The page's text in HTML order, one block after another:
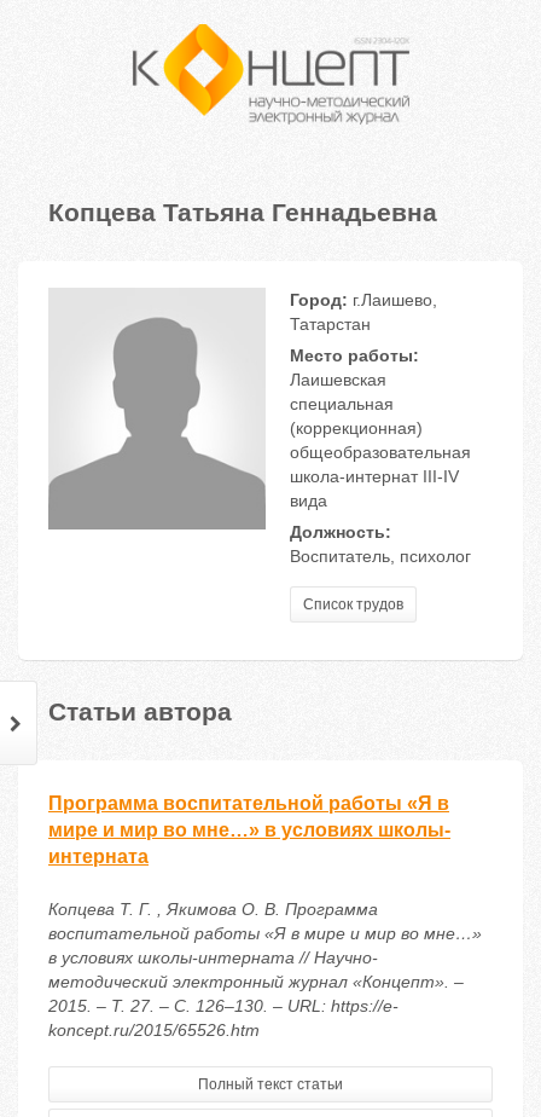
Копцева Татьяна Геннадьевна
Город: г.Лаишево,
Татарстан
Место работы:
Лаишевская
специальная
(коррекционная)
общеобразовательная
школа-интернат III-IV
вида
Должность:
Воспитатель, психолог
Список трудов
Статьи автора
Программа воспитательной работы «Я в
мире и мир во мне…» в условиях школы-
интерната
Копцева Т. Г. , Якимова О. В. Программа
воспитательной работы «Я в мире и мир во мне…»
в условиях школы-интерната // Научно-
методический электронный журнал «Концепт». –
2015. – Т. 27. – С. 126–130. – URL: https://e-
koncept.ru/2015/65526.htm
Полный текст статьи